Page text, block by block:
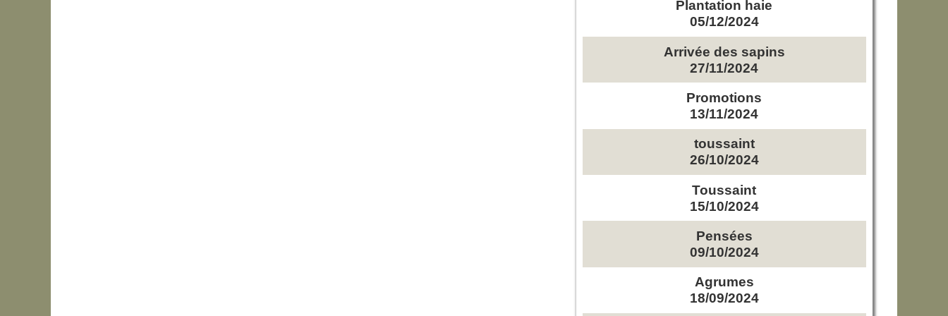
Plantation haie
05/12/2024
Arrivée des sapins
27/11/2024
Promotions
13/11/2024
toussaint
26/10/2024
Toussaint
15/10/2024
Pensées
09/10/2024
Agrumes
18/09/2024